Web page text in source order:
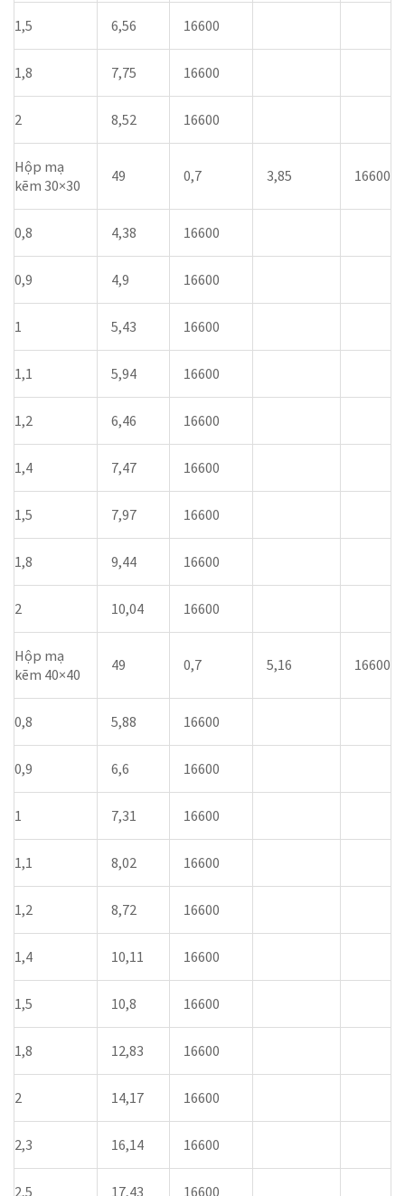
1,5 6,56 16600
1,8 7,75 16600
2 8,52 16600
Hộp mạ
kẽm 30×30
49 0,7 3,85 16600
0,8 4,38 16600
0,9 4,9 16600
1 5,43 16600
1,1 5,94 16600
1,2 6,46 16600
1,4 7,47 16600
1,5 7,97 16600
1,8 9,44 16600
2 10,04 16600
Hộp mạ
kẽm 40×40
49 0,7 5,16 16600
0,8 5,88 16600
0,9 6,6 16600
1 7,31 16600
1,1 8,02 16600
1,2 8,72 16600
1,4 10,11 16600
1,5 10,8 16600
1,8 12,83 16600
2 14,17 16600
2,3 16,14 16600
2,5 17,43 16600